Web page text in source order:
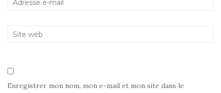
Enregistrer mon nom, mon e-mail et mon site dans le